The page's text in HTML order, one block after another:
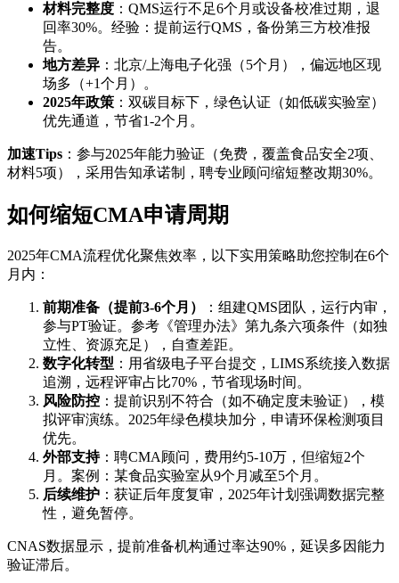
材料完整度 ：QMS运行不足6个月或设备校准过期，退
回率30%。经验：提前运行QMS，备份第三方校准报
告。
地方差异 ：北京/上海电子化强（5个月），偏远地区现
场多（+1个月）。
2025年政策 ：双碳目标下，绿色认证（如低碳实验室）
优先通道，节省1-2个月。
加速Tips ：参与2025年能力验证（免费，覆盖食品安全2项、
材料5项），采用告知承诺制，聘专业顾问缩短整改期30%。
如何缩短CMA申请周期
2025年CMA流程优化聚焦效率，以下实用策略助您控制在6个
月内：
前期准备（提前3-6个月）
：组建QMS团队，运行内审，
参与PT验证。参考《管理办法》第九条六项条件（如独
立性、资源充足），自查差距。
数字化转型 ：用省级电子平台提交，LIMS系统接入数据
追溯，远程评审占比70%，节省现场时间。
风险防控 ：提前识别不符合（如不确定度未验证），模
拟评审演练。2025年绿色模块加分，申请环保检测项目
优先。
外部支持：聘CMA顾问，费用约5-10万，但缩短2个
月。案例：某食品实验室从9个月减至5个月。
后续维护 ：获证后年度复审，2025年计划强调数据完整
性，避免暂停。
CNAS数据显示，提前准备机构通过率达90%，延误多因能力
验证滞后。